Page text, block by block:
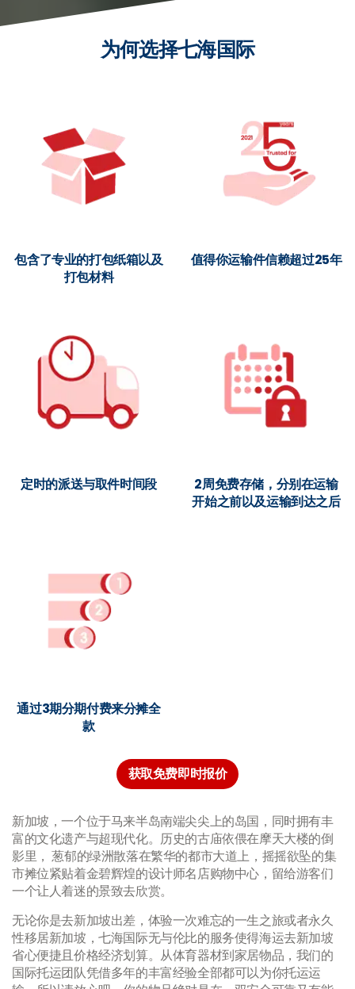
为何选择七海国际
包含了专业的打包纸箱以及
打包材料
值得你运输件信赖超过25年
定时的派送与取件时间段
2周免费存储，分别在运输
开始之前以及运输到达之后
通过3期分期付费来分摊全
款
获取免费即时报价
新加坡，一个位于马来半岛南端尖尖上的岛国，同时拥有丰
富的文化遗产与超现代化。历史的古庙依偎在摩天大楼的倒
影里， 葱郁的绿洲散落在繁华的都市大道上，摇摇欲坠的集
市摊位紧贴着金碧辉煌的设计师名店购物中心，留给游客们
一个让人着迷的景致去欣赏。
无论你是去新加坡出差，体验一次难忘的一生之旅或者永久
性移居新加坡，七海国际无与伦比的服务使得海运去新加坡
省心便捷且价格经济划算。从体育器材到家居物品，我们的
国际托运团队凭借多年的丰富经验全部都可以为你托运运